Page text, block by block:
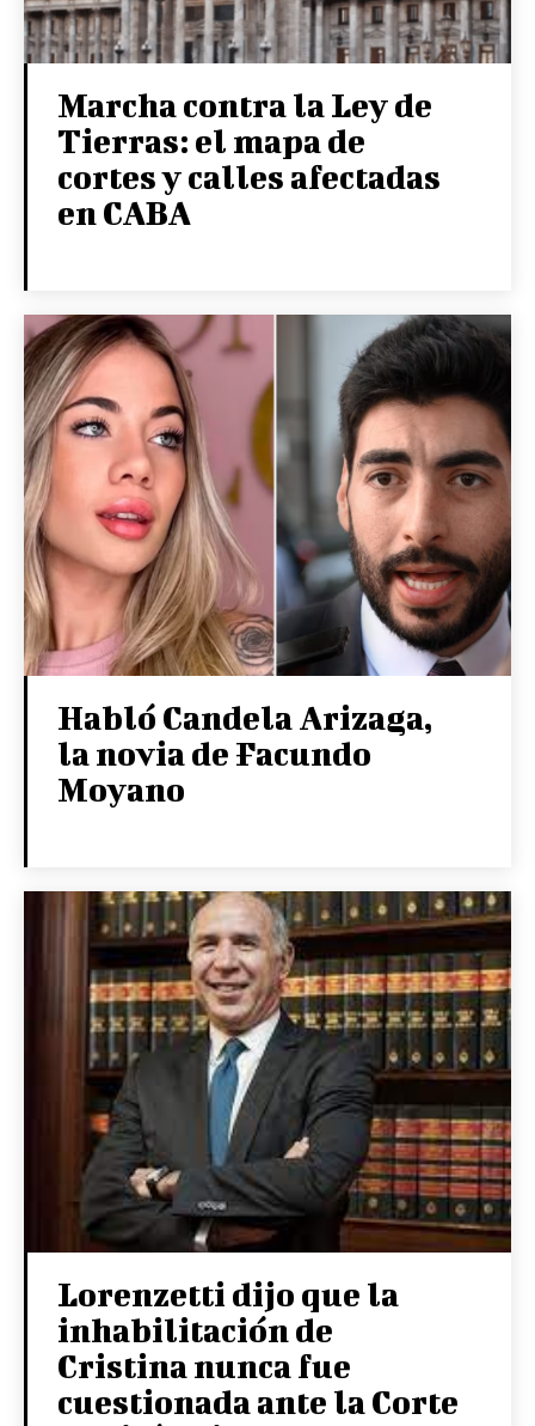
Marcha contra la Ley de
Tierras: el mapa de
cortes y calles afectadas
en CABA
Habló Candela Arizaga,
la novia de Facundo
Moyano
Lorenzetti dijo que la
inhabilitación de
Cristina nunca fue
cuestionada ante la Corte